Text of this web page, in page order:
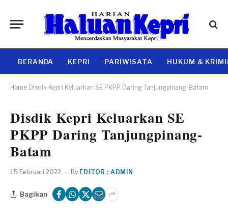
BERANDA KEPRI PARIWISATA HUKUM &
Home Disdik Kepri Keluarkan SE PKPP Daring Tanjungpinang-Batam
Disdik Kepri Keluarkan SE
PKPP Daring Tanjungpinang-
Batam
15 Februari 2022 By EDITOR : ADMIN
Bagikan